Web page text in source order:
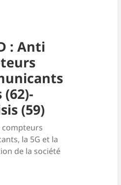
: Anti
(59)
compteurs
la 5G et la
de la société